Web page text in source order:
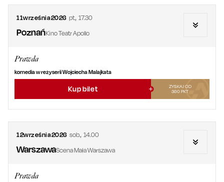
11września2026 pt., 17.30
PoznańKino Teatr Apollo
Prawda
komedia w reżyserii Wojciecha Malajkata
Kup bilet
ZYSKAJ OD
360 PKT
12września2026 sob., 14.00
WarszawaScena Mała Warszawa
Prawda